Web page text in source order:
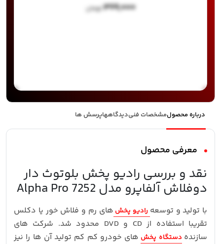
۳۶۹,۰۰۰ تومان
درباره محصولمشخصات فنیدیدگاههاپرسش ها
معرفی محصول
نقد و بررسی رادیو پخش بلوتوث دار
دوفلاش آلفاپرو مدل 7252 Alpha Pro
با تولید و توسعه رادیو پخش های رم و فلاش خور یا دکلس
تقریبا استفاده از CD و DVD محدود شد. شرکت های
سازنده دستگاه پخش های خودرو کم کم تولید آن ها را نیز